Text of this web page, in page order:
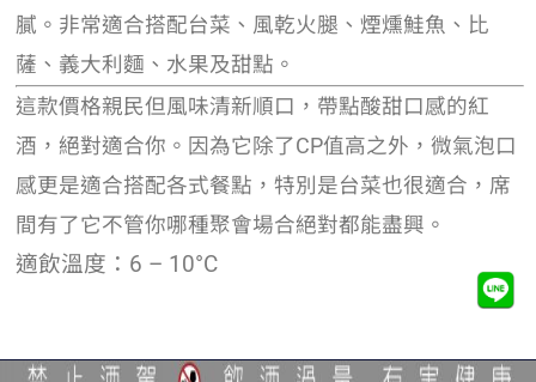
膩。非常適合搭配台菜、風乾火腿、煙燻鮭魚、比
薩、義大利麵、水果及甜點。
這款價格親民但風味清新順口，帶點酸甜口感的紅
酒，絕對適合你。因為它除了CP值高之外，微氣泡口
感更是適合搭配各式餐點，特別是台菜也很適合，席
間有了它不管你哪種聚會場合絕對都能盡興。
適飲溫度：6 – 10°C